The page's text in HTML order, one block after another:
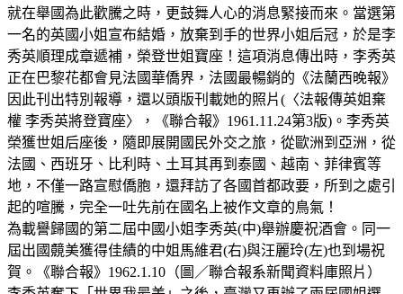
就在舉國為此歡騰之時，更鼓舞人心的消息緊接而來。當選第
一名的英國小姐宣布結婚，放棄到手的世界小姐后冠，於是李
秀英順理成章遞補，榮登世姐寶座！這項消息傳出時，李秀英
正在巴黎花都會見法國華僑界，法國最暢銷的《法蘭西晚報》
因此刊出特別報導，還以頭版刊載她的照片(〈法報傳英姐棄
權 李秀英將登寶座〉，《聯合報》1961.11.24第3版)。李秀英
榮獲世姐后座後，隨即展開國民外交之旅，從歐洲到亞洲，從
法國、西班牙、比利時、土耳其再到泰國、越南、菲律賓等
地，不僅一路宣慰僑胞，還拜訪了各國首都政要，所到之處引
起的喧騰，完全一吐先前在國名上被作文章的鳥氣！
為載譽歸國的第二屆中國小姐李秀英(中)舉辦慶祝酒會。同一
屆出國竸美獲得佳績的中姐馬維君(右)與汪麗玲(左)也到場祝
賀。《聯合報》1962.1.10（圖／聯合報系新聞資料庫照片）